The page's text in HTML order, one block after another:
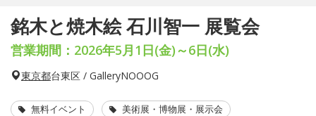
銘木と焼木絵 石川智一 展覧会
営業期間：2026年5月1日(金)～6日(水)
東京都台東区 / GalleryNOOOG
無料イベント 美術展・博物展・展示会